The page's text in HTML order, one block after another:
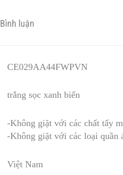
Bình luận
CE029AA44FWPVN
trắng sọc xanh biển
-Không giặt với các chất tẩy
-Không giặt với các loại quần
Việt Nam